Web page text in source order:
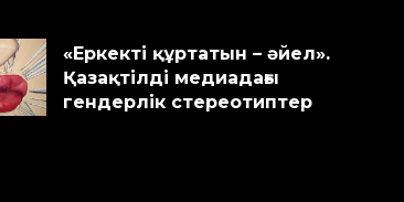
«Еркекті құртатын – әйел».
Қазақтілді медиадағы
гендерлік стереотиптер